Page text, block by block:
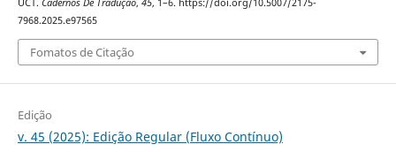
UCT. Cadernos De Tradução, 45, 1–6. https://doi.org/10.5007/2175-
7968.2025.e97565
Fomatos de Citação
Edição
v. 45 (2025): Edição Regular (Fluxo Contínuo)